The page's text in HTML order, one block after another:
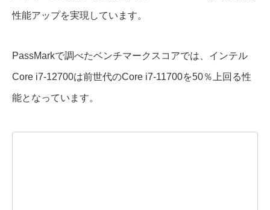
性能アップを実現しています。
PassMarkで調べたベンチマークスコアでは、インテル
Core i7-12700は前世代のCore i7-11700を50％上回る性
能となっています。